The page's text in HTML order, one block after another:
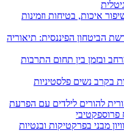
איכות, בטיחות וזמינות
הביטחון הפיננסית: תיאוריה
ובזמן בין תחום התרבות
בקרב נשים פלסטיניות
להורים לילדים עם הפרעת
פרוספקטיבי
מבני בפרקטיקות ובנטיות